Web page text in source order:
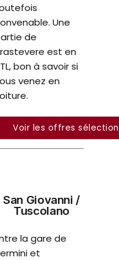
Une
de
est en
bon à savoir si
venez en
Voir les offres
San Giovanni /
Tuscolano
la gare de
et